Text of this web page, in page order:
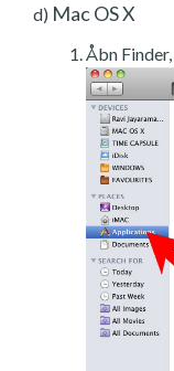
d) Mac OS X
Åbn